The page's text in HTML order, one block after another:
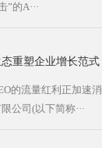
的A···
重塑企业增长范式
的流量红利正加速消
公司(以下简称···